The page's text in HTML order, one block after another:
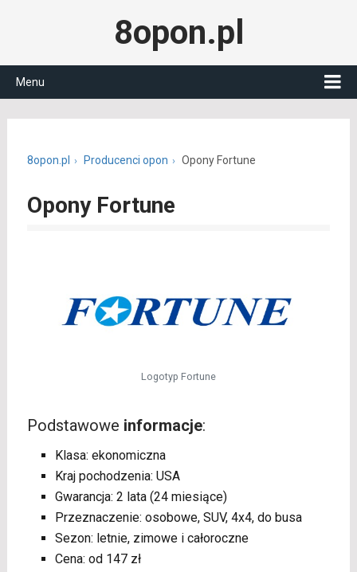
8opon.pl
Menu
8opon.pl Producenci opon Opony Fortune
Opony Fortune
Logotyp Fortune
Podstawowe informacje:
Klasa: ekonomiczna
Kraj pochodzenia: USA
Gwarancja: 2 lata (24 miesiące)
Przeznaczenie: osobowe, SUV, 4x4, do busa
Sezon: letnie, zimowe i całoroczne
Cena: od 147 zł